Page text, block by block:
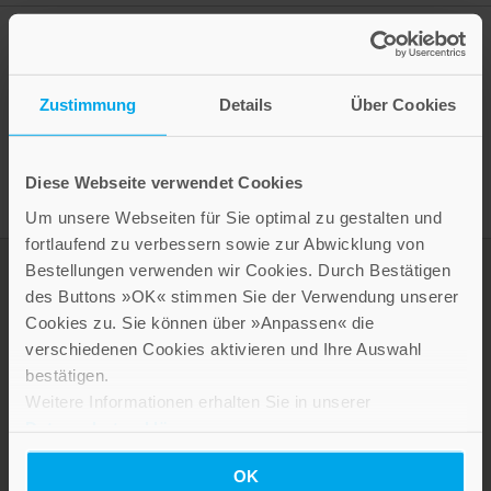
Zustimmung Details Über Cookies
Diese Webseite verwendet Cookies
Um unsere Webseiten für Sie optimal zu gestalten und
fortlaufend zu verbessern sowie zur Abwicklung von
Bestellungen verwenden wir Cookies. Durch Bestätigen
des Buttons »OK« stimmen Sie der Verwendung unserer
Cookies zu. Sie können über »Anpassen« die
verschiedenen Cookies aktivieren und Ihre Auswahl
bestätigen.
Weitere Informationen erhalten Sie in unserer
OK
Presseinformation drucken
LEBE GUT MAGAZIN